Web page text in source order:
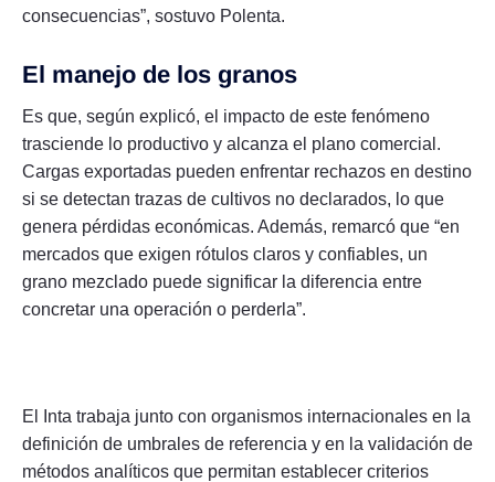
consecuencias”, sostuvo Polenta.
El manejo de los granos
Es que, según explicó, el impacto de este fenómeno
trasciende lo productivo y alcanza el plano comercial.
Cargas exportadas pueden enfrentar rechazos en destino
si se detectan trazas de cultivos no declarados, lo que
genera pérdidas económicas. Además, remarcó que “en
mercados que exigen rótulos claros y confiables, un
grano mezclado puede significar la diferencia entre
concretar una operación o perderla”.
El Inta trabaja junto con organismos internacionales en la
definición de umbrales de referencia y en la validación de
métodos analíticos que permitan establecer criterios